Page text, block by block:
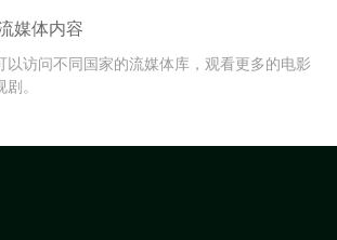
媒体内容
以访问不同国家的流媒体库，观看更多的电影
。